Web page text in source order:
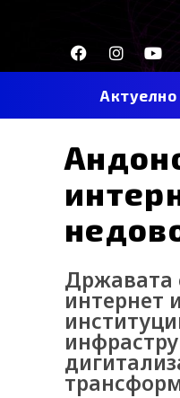
F
a
c
k
I
n
s
t
a
m
Y
o
u
t
Актуелно
Државата
интернет